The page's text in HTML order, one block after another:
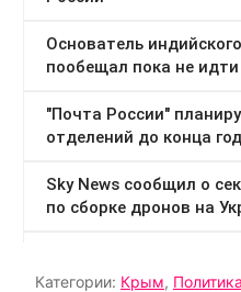
Категории: Крым, Политика